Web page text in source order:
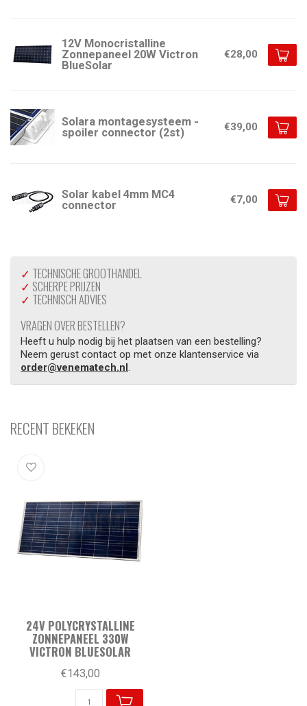
12V Monocristalline
Zonnepaneel 20W Victron
BlueSolar
€28,00
Solara montagesysteem -
spoiler connector (2st)
€39,00
Solar kabel 4mm MC4
connector
€7,00
✓ TECHNISCHE GROOTHANDEL
✓ SCHERPE PRIJZEN
✓ TECHNISCH ADVIES
VRAGEN OVER BESTELLEN?
Heeft u hulp nodig bij het plaatsen van een bestelling?
Neem gerust contact op met onze klantenservice via
order@venematech.nl.
RECENT BEKEKEN
24V POLYCRYSTALLINE
ZONNEPANEEL 330W
VICTRON BLUESOLAR
€143,00